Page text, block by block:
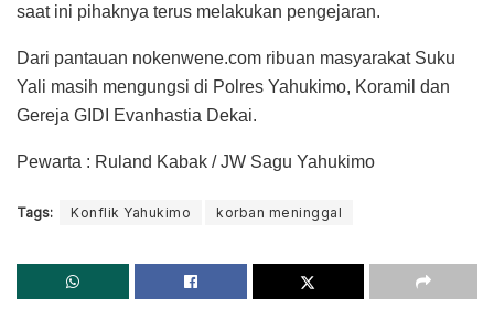
saat ini pihaknya terus melakukan pengejaran.
Dari pantauan nokenwene.com ribuan masyarakat Suku
Yali masih mengungsi di Polres Yahukimo, Koramil dan
Gereja GIDI Evanhastia Dekai.
Pewarta : Ruland Kabak / JW Sagu Yahukimo
Tags: Konflik Yahukimo korban meninggal